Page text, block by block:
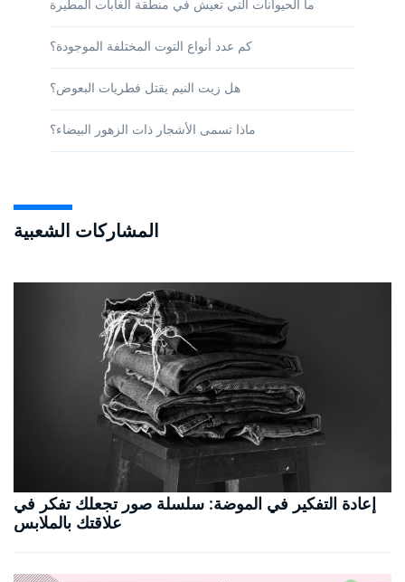
ما الحيوانات التي تعيش في منطقة الغابات المطيرة
كم عدد أنواع التوت المختلفة الموجودة؟
هل زيت النيم يقتل فطريات البعوض؟
ماذا تسمى الأشجار ذات الزهور البيضاء؟
المشاركات الشعبية
إعادة التفكير في الموضة: سلسلة صور تجعلك تفكر في
علاقتك بالملابس